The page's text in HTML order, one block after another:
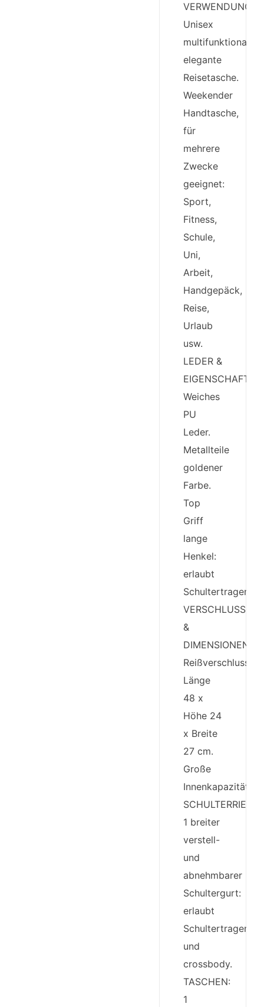
VERWENDUNG:
Unisex
multifunktionale
elegante
Reisetasche.
Weekender
Handtasche,
für
mehrere
Zwecke
geeignet:
Sport,
Fitness,
Schule,
Uni,
Arbeit,
Handgepäck,
Reise,
Urlaub
usw.
LEDER &
EIGENSCHAFTEN:
Weiches
PU
Leder.
Metallteile
goldener
Farbe.
Top
Griff
lange
Henkel:
erlaubt
Schultertragen.
VERSCHLUSS
&
DIMENSIONEN:
Reißverschluss.
Länge
48 x
Höhe 24
x Breite
27 cm.
Große
Innenkapazität.
1 breiter
verstell-
und
abnehmbarer
Schultergurt:
erlaubt
Schultertragen
und
crossbody.
TASCHEN:
1